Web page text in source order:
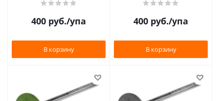
400 руб./упа
В корзину
400 руб./упа
В корзину